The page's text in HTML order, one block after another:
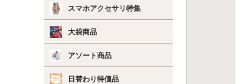
スマホアクセサリ特集
大袋商品
アソート商品
日替わり特価品